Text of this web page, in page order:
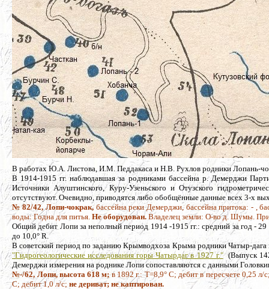
В работах Ю.А. Листова, И.М. Педдакаса и Н.В. Рухлов родники Лопань-
В 1914-1915 гг. наблюдавшая за родниками бассейна р. Демерджи
Источники Алуштинского, Куру-Узеньского и Отузского
отсутствуют. Очевидно, приводятся либо обобщённые данные всех 3-х
№ 82/42, Лопи-чокрак,бассейна реки Демерджи, бассейна притока: - ,
воды: Годна для питья. Не оборудован. Владелец земли: О-во д. Шумы.
Общий дебит Лопи за неполный период 1914 -1915 гг.: средний за год -
до 10,0° R.
В советский период по заданию Крымводхоза Крыма родники Чатыр-
"Гидрогеологические исследования горы Чатырдаг в 1927 г."(Выпуск
Демерджи измерения на роднике Лопи сопоставляются с данными
№-/62, Лопи, высота 618 м;в 1892 г.: Т=8,9° С; дебит в пересчете 0,25 л/
С; дебит 1,0 л/с; не дериват; не каптирован.